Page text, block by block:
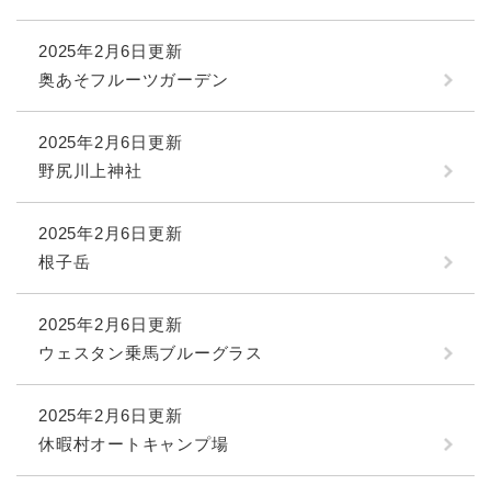
2025年2月6日更新
奥あそフルーツガーデン
2025年2月6日更新
野尻川上神社
2025年2月6日更新
根子岳
2025年2月6日更新
ウェスタン乗馬ブルーグラス
2025年2月6日更新
休暇村オートキャンプ場